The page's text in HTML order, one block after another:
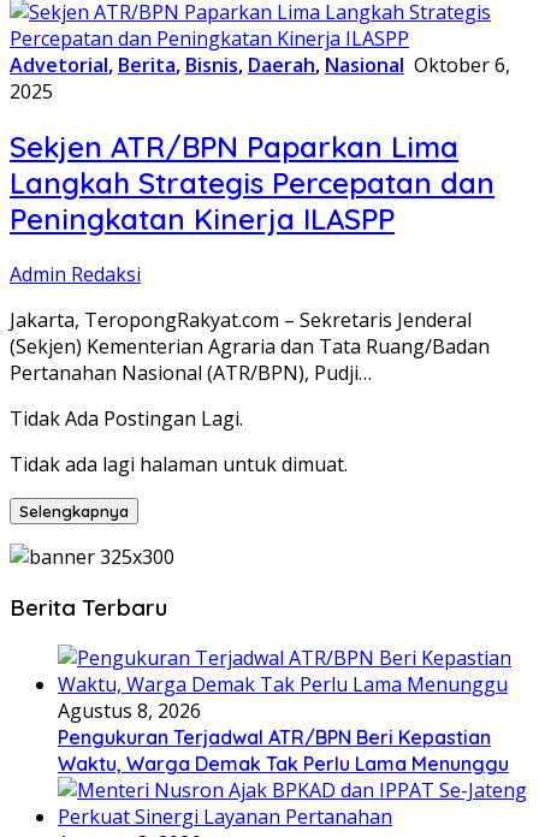
Advetorial, Berita, Bisnis, Daerah, Nasional Oktober 6,
2025
Sekjen ATR/BPN Paparkan Lima
Langkah Strategis Percepatan dan
Peningkatan Kinerja ILASPP
Admin Redaksi
Jakarta, TeropongRakyat.com – Sekretaris Jenderal
(Sekjen) Kementerian Agraria dan Tata Ruang/Badan
Pertanahan Nasional (ATR/BPN), Pudji…
Tidak Ada Postingan Lagi.
Tidak ada lagi halaman untuk dimuat.
Selengkapnya
Berita Terbaru
Agustus 8, 2026
Pengukuran Terjadwal ATR/BPN Beri Kepastian
Waktu, Warga Demak Tak Perlu Lama Menunggu